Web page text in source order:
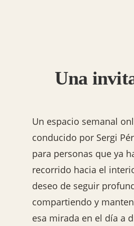
Una
Un espacio semanal
conducido por Sergi
para personas que ya
recorrido hacia el
deseo de seguir
compartiendo y
esa mirada en el día a